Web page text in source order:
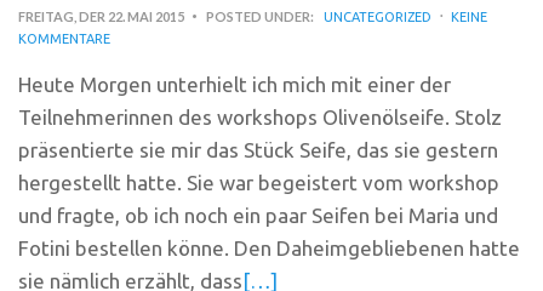
FREITAG, DER 22. MAI 2015 POSTED UNDER: UNCATEGORIZED
KEINE
KOMMENTARE
Heute Morgen unterhielt ich mich mit einer der
Teilnehmerinnen des workshops Olivenölseife. Stolz
präsentierte sie mir das Stück Seife, das sie gestern
hergestellt hatte. Sie war begeistert vom workshop
und fragte, ob ich noch ein paar Seifen bei Maria und
Fotini bestellen könne. Den Daheimgebliebenen hatte
sie nämlich erzählt, dass[…]